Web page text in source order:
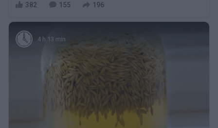
382 155 196
4 h 13 min